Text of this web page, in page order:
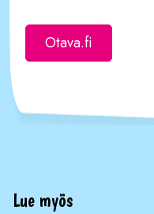
Otava.fi
Lue myös